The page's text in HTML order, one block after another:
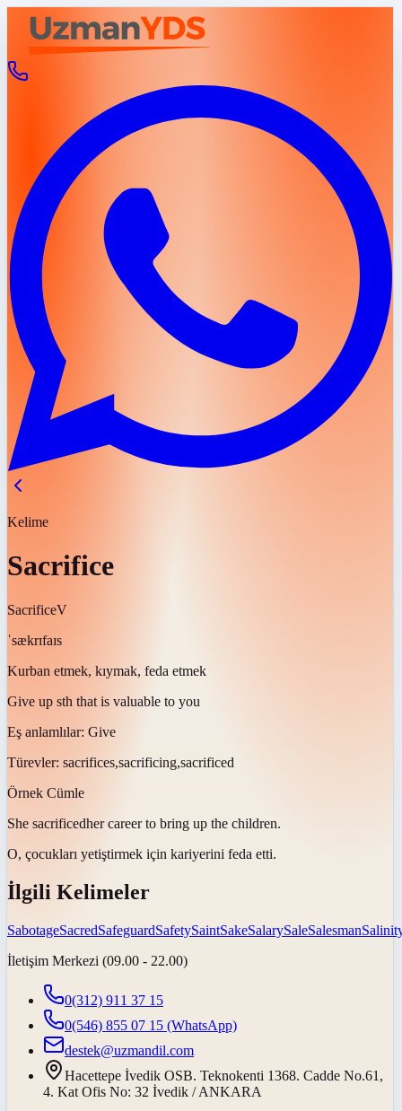
Kelime
Sacrifice
SacrificeV
ˈsækrɪfaɪs
Kurban etmek, kıymak, feda etmek
Give up sth that is valuable to you
Eş anlamlılar: Give
Türevler: sacrifices,sacrificing,sacrificed
Örnek Cümle
She sacrificedher career to bring up the children.
O, çocukları yetiştirmek için kariyerini feda etti.
İlgili Kelimeler
SabotageSacredSafeguardSafetySaintSakeSalarySaleSalesman
İletişim Merkezi (09.00 - 22.00)
0(312) 911 37 15
0(546) 855 07 15 (WhatsApp)
destek@uzmandil.com
Hacettepe İvedik OSB. Teknokenti 1368. Cadde No.61,
4. Kat Ofis No: 32 İvedik / ANKARA